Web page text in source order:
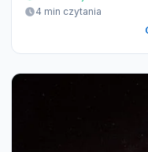
4 min czytania